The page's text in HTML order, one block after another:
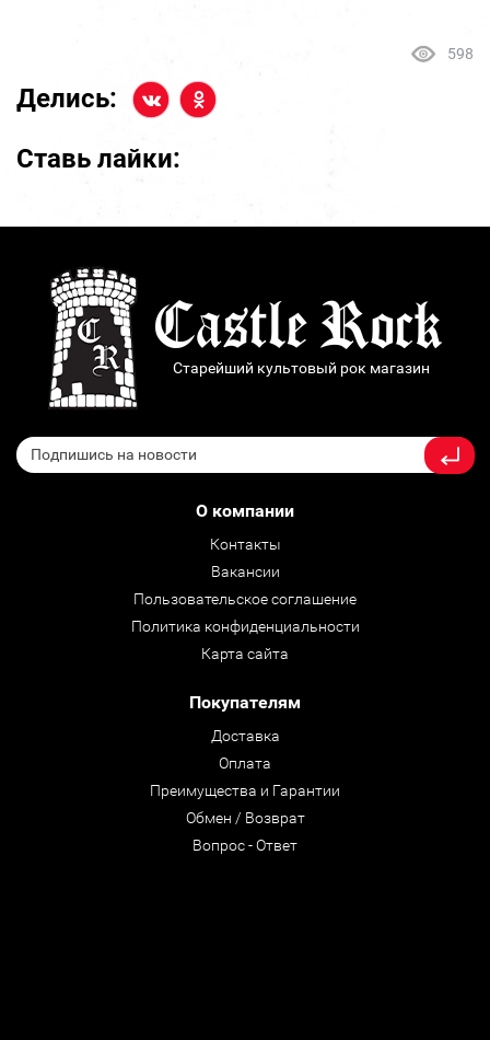
598
Делись:
Ставь лайки:
Старейший культовый рок магазин
О компании
Контакты
Вакансии
Пользовательское соглашение
Политика конфиденциальности
Карта сайта
Покупателям
Доставка
Оплата
Преимущества и Гарантии
Обмен / Возврат
Вопрос - Ответ